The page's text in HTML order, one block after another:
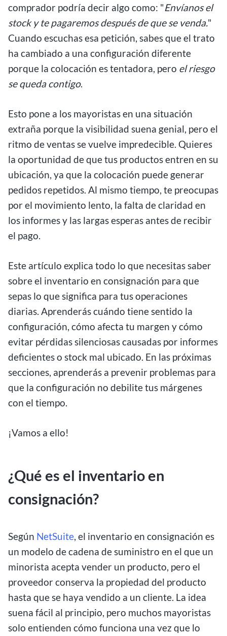
comprador podría decir algo como: "Envíanos el
stock y te pagaremos después de que se venda."
Cuando escuchas esa petición, sabes que el trato
ha cambiado a una configuración diferente
porque la colocación es tentadora, pero el riesgo
se queda contigo.
Esto pone a los mayoristas en una situación
extraña porque la visibilidad suena genial, pero el
ritmo de ventas se vuelve impredecible. Quieres
la oportunidad de que tus productos entren en su
ubicación, ya que la colocación puede generar
pedidos repetidos. Al mismo tiempo, te preocupas
por el movimiento lento, la falta de claridad en
los informes y las largas esperas antes de recibir
el pago.
Este artículo explica todo lo que necesitas saber
sobre el inventario en consignación para que
sepas lo que significa para tus operaciones
diarias. Aprenderás cuándo tiene sentido la
configuración, cómo afecta tu margen y cómo
evitar pérdidas silenciosas causadas por informes
deficientes o stock mal ubicado. En las próximas
secciones, aprenderás a prevenir problemas para
que la configuración no debilite tus márgenes
con el tiempo.
¡Vamos a ello!
¿Qué es el inventario en
consignación?
Según NetSuite, el inventario en consignación es
un modelo de cadena de suministro en el que un
minorista acepta vender un producto, pero el
proveedor conserva la propiedad del producto
hasta que se haya vendido a un cliente. La idea
suena fácil al principio, pero muchos mayoristas
solo entienden cómo funciona una vez que lo